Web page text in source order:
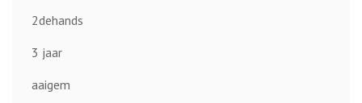
2dehands
3 jaar
aaigem